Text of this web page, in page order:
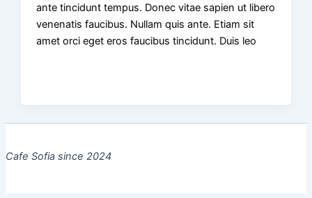
ante tincidunt tempus. Donec vitae sapien ut libero
venenatis faucibus. Nullam quis ante. Etiam sit
amet orci eget eros faucibus tincidunt. Duis leo
Cafe Sofia since 2024